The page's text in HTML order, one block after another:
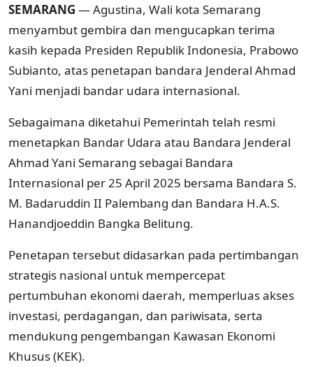
SEMARANG — Agustina, Wali kota Semarang
menyambut gembira dan mengucapkan terima
kasih kepada Presiden Republik Indonesia, Prabowo
Subianto, atas penetapan bandara Jenderal Ahmad
Yani menjadi bandar udara internasional.
Sebagaimana diketahui Pemerintah telah resmi
menetapkan Bandar Udara atau Bandara Jenderal
Ahmad Yani Semarang sebagai Bandara
Internasional per 25 April 2025 bersama Bandara S.
M. Badaruddin II Palembang dan Bandara H.A.S.
Hanandjoeddin Bangka Belitung.
Penetapan tersebut didasarkan pada pertimbangan
strategis nasional untuk mempercepat
pertumbuhan ekonomi daerah, memperluas akses
investasi, perdagangan, dan pariwisata, serta
mendukung pengembangan Kawasan Ekonomi
Khusus (KEK).